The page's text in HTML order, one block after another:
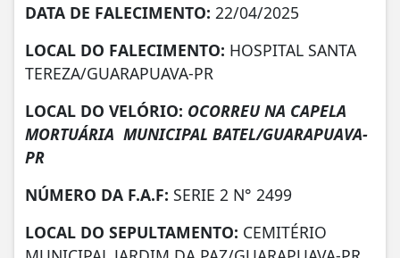
DATA DE FALECIMENTO: 22/04/2025
LOCAL DO FALECIMENTO: HOSPITAL SANTA
TEREZA/GUARAPUAVA-PR
LOCAL DO VELÓRIO: OCORREU NA CAPELA
MORTUÁRIA MUNICIPAL BATEL/GUARAPUAVA-
PR
NÚMERO DA F.A.F: SERIE 2 N° 2499
LOCAL DO SEPULTAMENTO: CEMITÉRIO